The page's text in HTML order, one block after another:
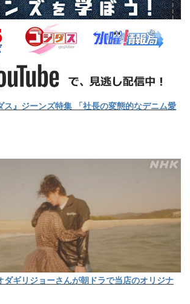
ス』ジーンズ特集 「社長の変態的なデニム愛
ダギリジョーさんが朝ドラで当店のオリジナ